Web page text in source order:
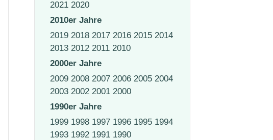
2021 2020
2010er Jahre
2019 2018 2017 2016 2015 2014
2013 2012 2011 2010
2000er Jahre
2009 2008 2007 2006 2005 2004
2003 2002 2001 2000
1990er Jahre
1999 1998 1997 1996 1995 1994
1993 1992 1991 1990